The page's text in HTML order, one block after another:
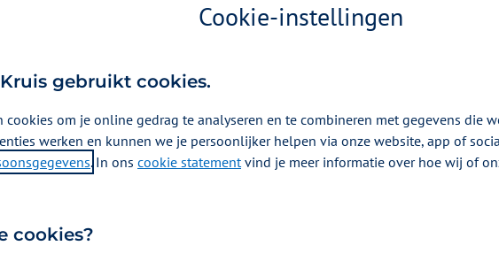
Tandzorg tot 18 jaar – kronen, bruggen, inlays, implantaten en
18 jaar – kronen,
implantaten en
2026
Cookie-instellingen
gebruikt cookies.
cookies om je online gedrag te analyseren en te combineren met gegevens die
werken en kunnen we je persoonlijker helpen via onze website, app of
. In ons cookie statementvind je meer informatie over hoe wij of
cookies?